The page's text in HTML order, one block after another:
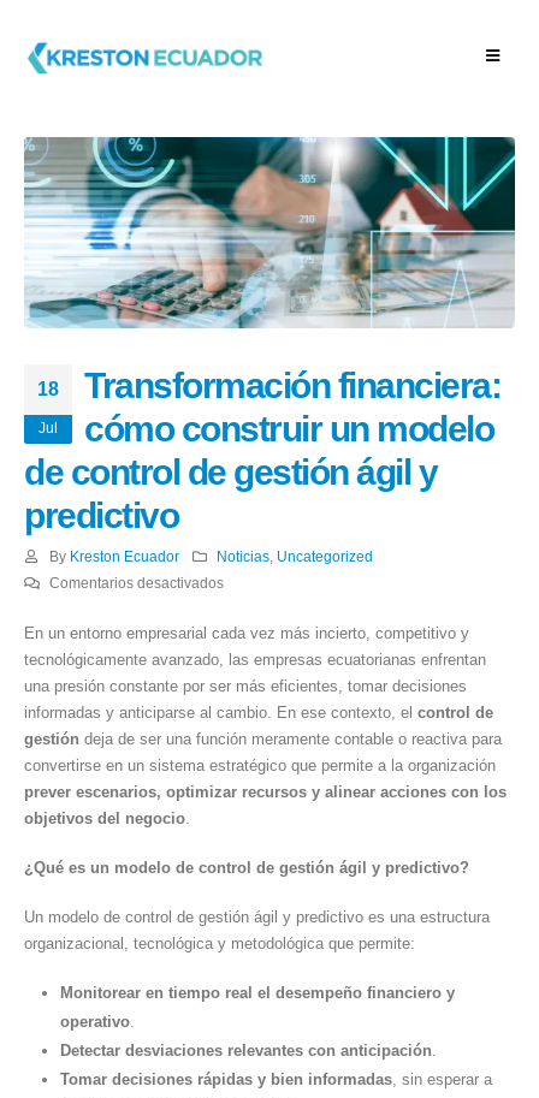
18
Jul
Transformación financiera:
cómo construir un modelo
de control de gestión ágil y
predictivo
By Kreston Ecuador Noticias Uncategorized
Comentarios desactivadosen
financiera:
cómo
construir
un
modelo
de
control
ágil
predictivo
En un entorno empresarial cada vez más incierto, competitivo y
tecnológicamente avanzado, las empresas ecuatorianas enfrentan
una presión constante por ser más eficientes, tomar decisiones
informadas y anticiparse al cambio. En ese contexto, el control de
gestión deja de ser una función meramente contable o reactiva para
convertirse en un sistema estratégico que permite a la organización
prever escenarios, optimizar recursos y alinear acciones con los
objetivos del negocio.
¿Qué es un modelo de control de gestión ágil y predictivo?
Un modelo de control de gestión ágil y predictivo es una estructura
organizacional, tecnológica y metodológica que permite:
Monitorear en tiempo real el desempeño financiero y
operativo.
Detectar desviaciones relevantes con anticipación.
Tomar decisiones rápidas y bien informadas, sin esperar a